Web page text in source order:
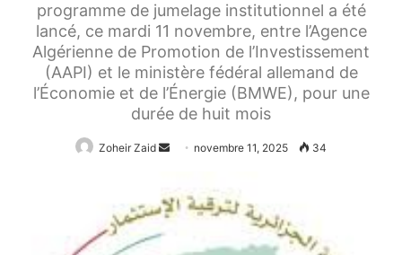
programme de jumelage institutionnel a été
lancé, ce mardi 11 novembre, entre l’Agence
Algérienne de Promotion de l’Investissement
(AAPI) et le ministère fédéral allemand de
l’Économie et de l’Énergie (BMWE), pour une
durée de huit mois
Zoheir Zaid
Envoyernovembre 11, 2025 34